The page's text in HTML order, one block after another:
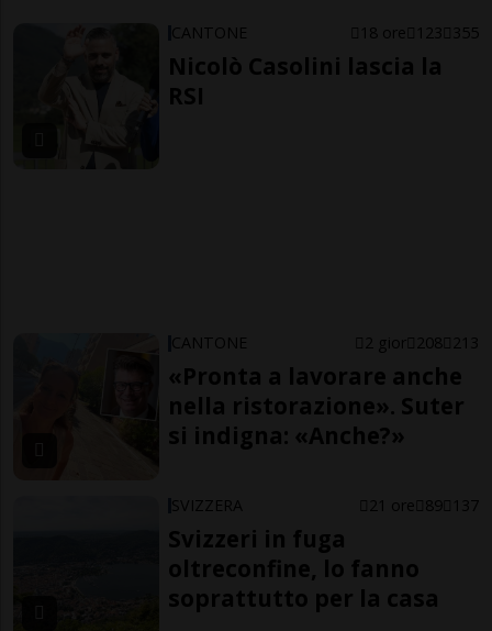
CANTONE 18 ore 123 355
Nicolò Casolini lascia la
RSI
CANTONE 2 gior 208 213
«Pronta a lavorare anche
nella ristorazione». Suter
si indigna: «Anche?»
SVIZZERA 21 ore 89 137
Svizzeri in fuga
oltreconfine, lo fanno
soprattutto per la casa